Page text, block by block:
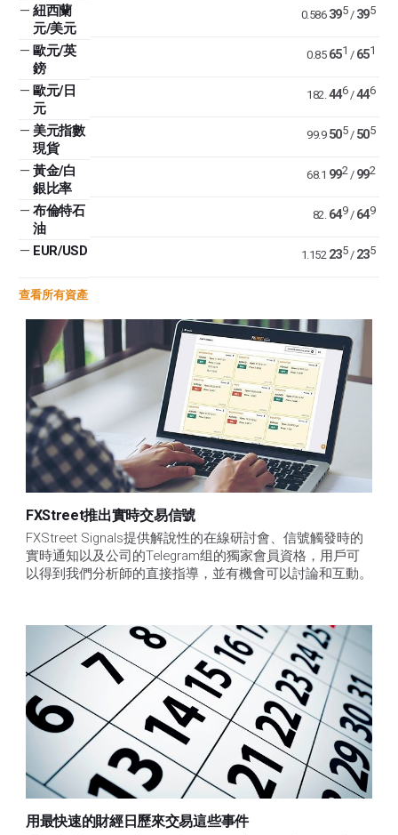
— 紐西蘭
元/美元
0.586 395/ 395
— 歐元/英
鎊
0.85 651 / 651
— 歐元/日
元
182. 446/446
— 美元指數
現貨
99.9 505/ 505
— 黃金/白
銀比率
68.1 992/ 992
— 布倫特石
油
82. 649/ 649
— EUR/USD 1.152 235/ 235
查看所有資產
FXStreet推出實時交易信號
FXStreet Signals提供解說性的在線研討會、信號觸發時的
實時通知以及公司的Telegram组的獨家會員資格，用戶可
以得到我們分析師的直接指導，並有機會可以討論和互動。
用最快速的財經日歷來交易這些事件